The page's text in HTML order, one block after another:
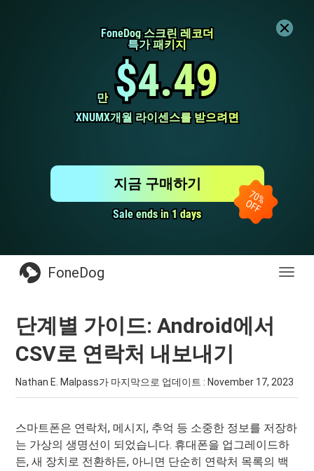
FoneDog 스크린 레코더
FoneDog 스크린 레코더
특가 패키지
특가 패키지
만
만 $4.49
$4.49
XNUMX개월 라이센스를 받으려면
XNUMX개월 라이센스를 받으려면
Sale ends in 1 days
Sale ends in 1 days
지금 구매하기
전
FoneDog
단계별 가이드: Android에서
CSV로 연락처 내보내기
Nathan E. Malpass가 마지막으로 업데이트 : November 17, 2023
스마트폰은 연락처, 메시지, 추억 등 소중한 정보를 저장하
는 가상의 생명선이 되었습니다. 휴대폰을 업그레이드하
든, 새 장치로 전환하든, 아니면 단순히 연락처 목록의 백